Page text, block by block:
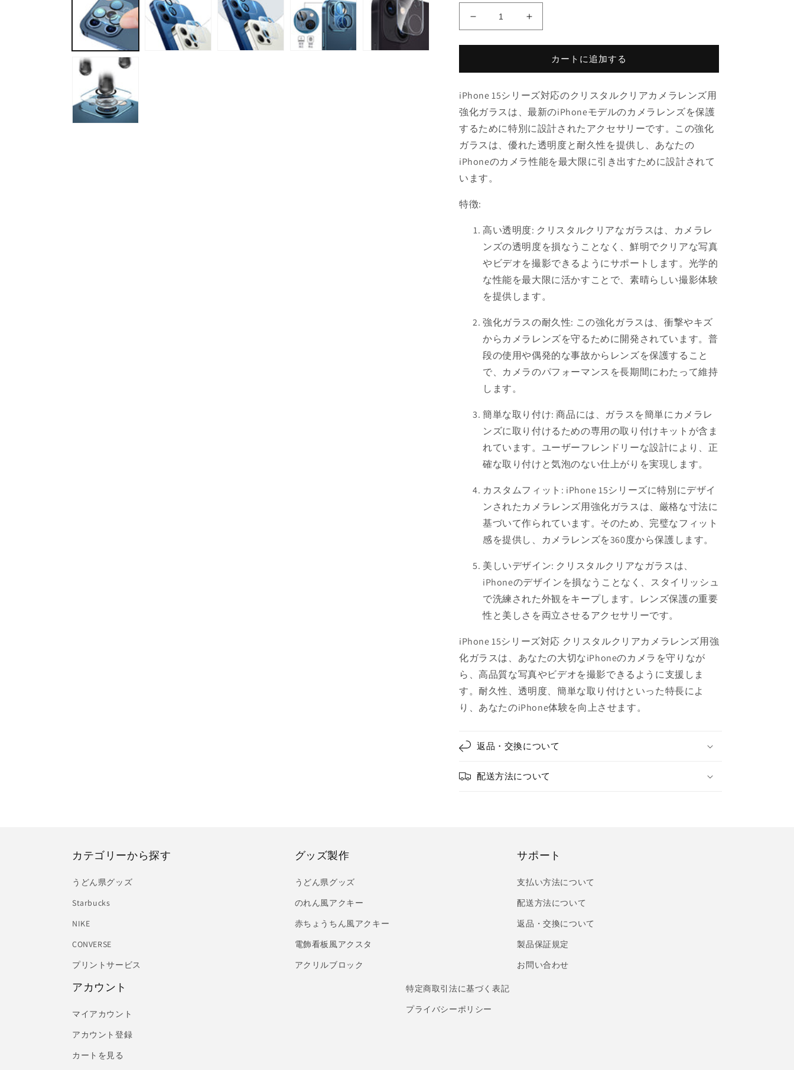
ィ
く
iPhone
15
シ
ー
応
ク
リ
ス
タ
ク
ア
ズ
14/15
Pro
Max
Plus
量
iPhone
15
シ
ー
ズ
応
ク
リ
ス
ア
カ
メ
ラ
ン
ズ
化
ガ
ラ
14/15
Pro
Max
Plus
の
量
を
増
カートに追加する
iPhone 15シリーズ対応のクリスタルクリアカメラレンズ用
強化ガラスは、最新のiPhoneモデルのカメラレンズを保護
するために特別に設計されたアクセサリーです。この強化
ガラスは、優れた透明度と耐久性を提供し、あなたの
iPhoneのカメラ性能を最大限に引き出すために設計されて
います。
特徴:
高い透明度: クリスタルクリアなガラスは、カメラレ
ンズの透明度を損なうことなく、鮮明でクリアな写真
やビデオを撮影できるようにサポートします。光学的
な性能を最大限に活かすことで、素晴らしい撮影体験
を提供します。
強化ガラスの耐久性: この強化ガラスは、衝撃やキズ
からカメラレンズを守るために開発されています。普
段の使用や偶発的な事故からレンズを保護すること
で、カメラのパフォーマンスを長期間にわたって維持
します。
簡単な取り付け: 商品には、ガラスを簡単にカメラレ
ンズに取り付けるための専用の取り付けキットが含ま
れています。ユーザーフレンドリーな設計により、正
確な取り付けと気泡のない仕上がりを実現します。
カスタムフィット: iPhone 15シリーズに特別にデザイ
ンされたカメラレンズ用強化ガラスは、厳格な寸法に
基づいて作られています。そのため、完璧なフィット
感を提供し、カメラレンズを360度から保護します。
美しいデザイン: クリスタルクリアなガラスは、
iPhoneのデザインを損なうことなく、スタイリッシュ
で洗練された外観をキープします。レンズ保護の重要
性と美しさを両立させるアクセサリーです。
iPhone 15シリーズ対応 クリスタルクリアカメラレンズ用強
化ガラスは、あなたの大切なiPhoneのカメラを守りなが
ら、高品質な写真やビデオを撮影できるように支援しま
す。耐久性、透明度、簡単な取り付けといった特長によ
り、あなたのiPhone体験を向上させます。
返品・交換について
配送方法について
カテゴリーから探す
うどん県グッズ
Starbucks
NIKE
CONVERSE
プリントサービス
グッズ製作
うどん県グッズ
のれん風アクキー
赤ちょうちん風アクキー
電飾看板風アクスタ
アクリルブロック
サポート
支払い方法について
配送方法について
返品・交換について
製品保証規定
お問い合わせ
アカウント
マイアカウント
アカウント登録
カートを見る
特定商取引法に基づく表記
プライバシーポリシー